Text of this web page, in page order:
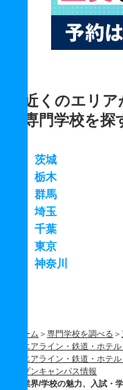
近くのエリア
専門学校を探
茨城
栃木
群馬
埼玉
千葉
東京
神奈川
ホーム 専門学校を調べる
エアライン・鉄道・ホテ
エアライン・鉄道・ホテ
プンキャンパス情報
業界/学校の魅力、入試・